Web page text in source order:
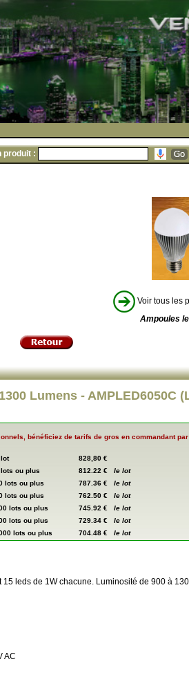
produit :
Voir tous les
Ampoules
Lumens - AMPLED6050C
bénéficiez de tarifs de gros en commandant
828,80 €
ou plus
812.22 € le lot
lots ou plus
787.36 € le lot
lots ou plus
762.50 € le lot
lots ou plus
745.92 € le lot
lots ou plus
729.34 € le lot
lots ou plus
704.48 € le lot
15 leds de 1W chacune. Luminosité de 900 à
AC